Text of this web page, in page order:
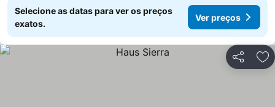
Selecione as datas para ver os preços
exatos.
Ver preços
Partilhar